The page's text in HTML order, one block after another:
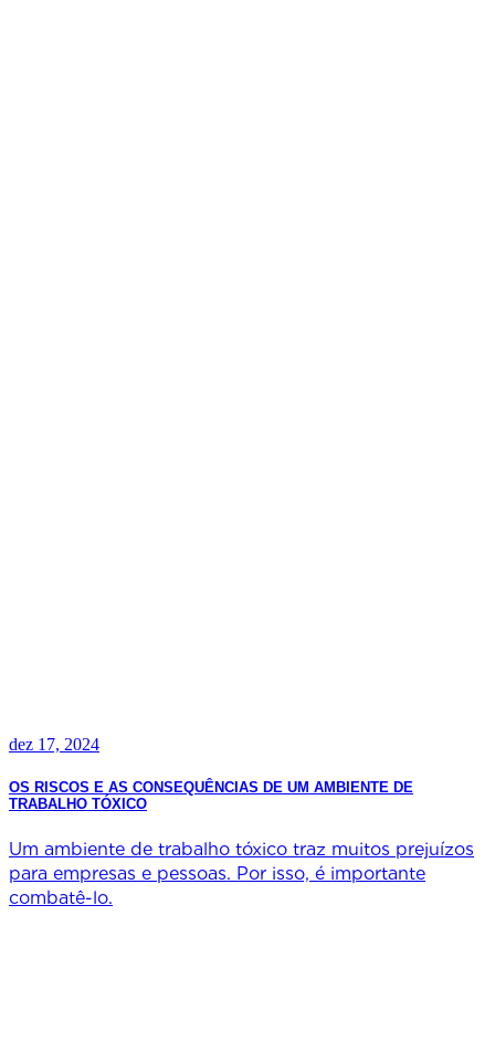
dez 17, 2024
OS RISCOS E AS CONSEQUÊNCIAS DE UM AMBIENTE DE
TRABALHO TÓXICO
Um ambiente de trabalho tóxico traz muitos prejuízos
para empresas e pessoas. Por isso, é importante
combatê-lo.